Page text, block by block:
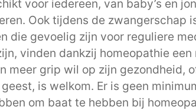
voor iedereen, van baby’s en
Ook tijdens de zwangerschap
die gevoelig zijn voor reguliere
vinden dankzij homeopathie
meer grip wil op zijn gezondheid,
is welkom. Er is geen
om baat te hebben bij